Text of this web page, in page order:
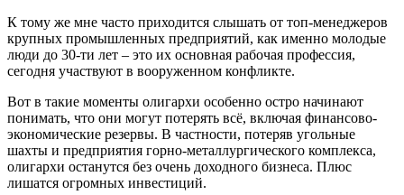
К тому же мне часто приходится слышать от топ-менеджеров
крупных промышленных предприятий, как именно молодые
люди до 30-ти лет – это их основная рабочая профессия,
сегодня участвуют в вооруженном конфликте.
Вот в такие моменты олигархи особенно остро начинают
понимать, что они могут потерять всё, включая финансово-
экономические резервы. В частности, потеряв угольные
шахты и предприятия горно-металлургического комплекса,
олигархи останутся без очень доходного бизнеса. Плюс
лишатся огромных инвестиций.